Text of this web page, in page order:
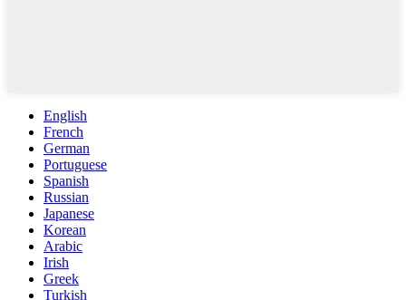
English
French
German
Portuguese
Spanish
Russian
Japanese
Korean
Arabic
Irish
Greek
Turkish